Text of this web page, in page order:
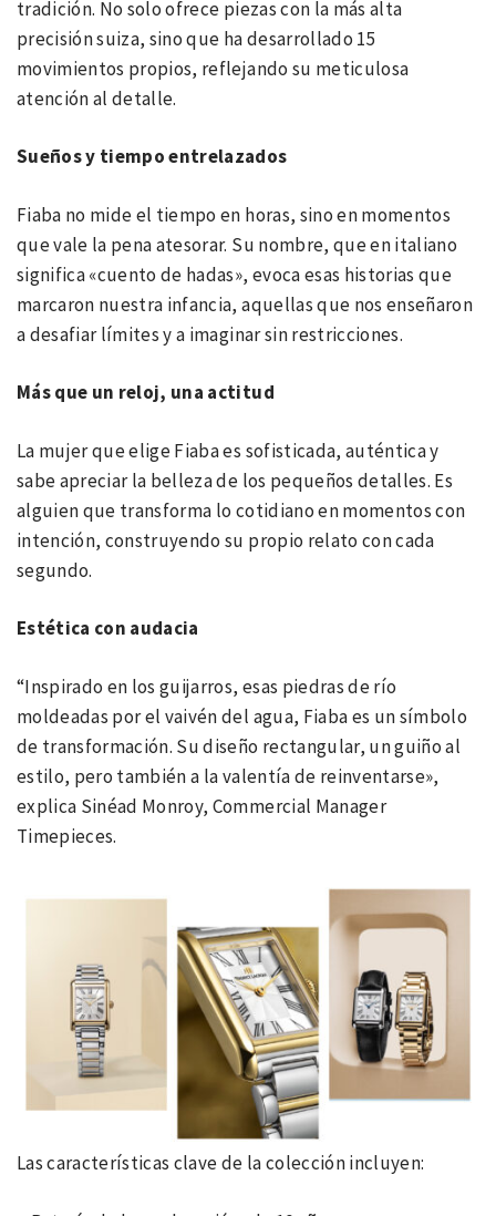
tradición. No solo ofrece piezas con la más alta
precisión suiza, sino que ha desarrollado 15
movimientos propios, reflejando su meticulosa
atención al detalle.
Sueños y tiempo entrelazados
Fiaba no mide el tiempo en horas, sino en momentos
que vale la pena atesorar. Su nombre, que en italiano
significa «cuento de hadas», evoca esas historias que
marcaron nuestra infancia, aquellas que nos enseñaron
a desafiar límites y a imaginar sin restricciones.
Más que un reloj, una actitud
La mujer que elige Fiaba es sofisticada, auténtica y
sabe apreciar la belleza de los pequeños detalles. Es
alguien que transforma lo cotidiano en momentos con
intención, construyendo su propio relato con cada
segundo.
Estética con audacia
“Inspirado en los guijarros, esas piedras de río
moldeadas por el vaivén del agua, Fiaba es un símbolo
de transformación. Su diseño rectangular, un guiño al
estilo, pero también a la valentía de reinventarse»,
explica Sinéad Monroy, Commercial Manager
Timepieces.
Las características clave de la colección incluyen: